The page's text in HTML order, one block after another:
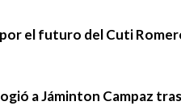
el futuro del Cuti
a Jáminton Campaz